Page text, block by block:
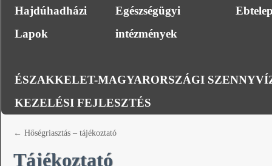
Hajdúhadházi
Lapok
Egészségügyi
intézmények
ÉSZAKKELET-MAGYARORSZÁGI
KEZELÉSI FEJLESZTÉS
← Hőségriasztás – tájékoztató
Tájékoztató